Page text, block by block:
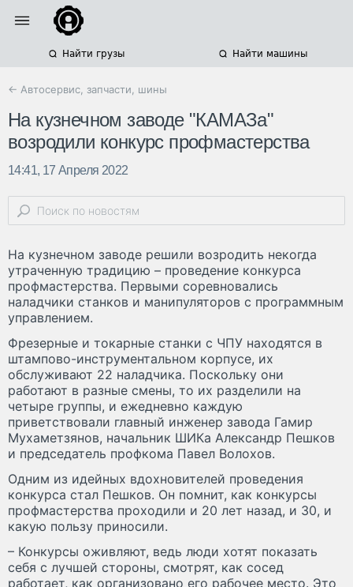
Найти грузы Найти машины
← Автосервис, запчасти, шины
На кузнечном заводе "КАМАЗа"
возродили конкурс профмастерства
14:41, 17 Апреля 2022
На кузнечном заводе решили возродить некогда
утраченную традицию – проведение конкурса
профмастерства. Первыми соревновались
наладчики станков и манипуляторов с программным
управлением.
Фрезерные и токарные станки с ЧПУ находятся в
штампово-инструментальном корпусе, их
обслуживают 22 наладчика. Поскольку они
работают в разные смены, то их разделили на
четыре группы, и ежедневно каждую
приветствовали главный инженер завода Гамир
Мухаметзянов, начальник ШИКа Александр Пешков
и председатель профкома Павел Волохов.
Одним из идейных вдохновителей проведения
конкурса стал Пешков. Он помнит, как конкурсы
профмастерства проходили и 20 лет назад, и 30, и
какую пользу приносили.
– Конкурсы оживляют, ведь люди хотят показать
себя с лучшей стороны, смотрят, как сосед
работает, как организовано его рабочее место. Это